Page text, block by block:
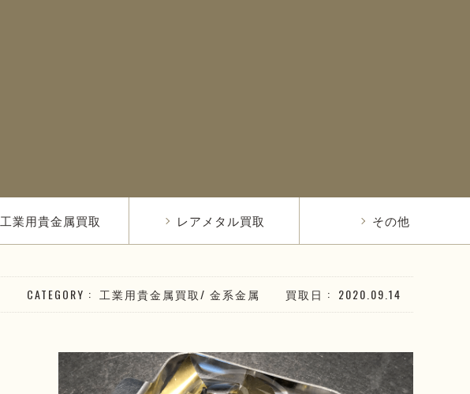
工業用貴金属買取 レアメタル買取 その他
CATEGORY 工業用貴金属買取/ 金系金属 買取日 2020.09.14